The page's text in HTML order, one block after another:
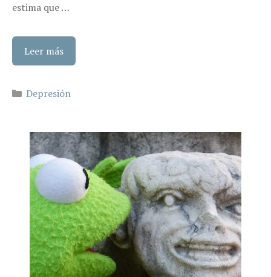
estima que …
Leer más
Categorías
Depresión